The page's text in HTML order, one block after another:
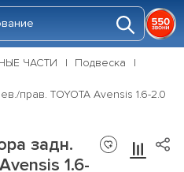
ЧАСТИ
Подвеска
прав. TOYOTA Avensis 1.6-2.0
задн.
1.6-